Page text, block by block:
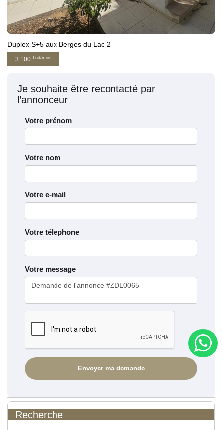
Duplex S+5 aux Berges du Lac 2
3 100 Tnd/mois
Je souhaite être recontacté par
l’annonceur
Votre prénom
Votre nom
Votre e-mail
Votre télephone
Votre message
Recherche